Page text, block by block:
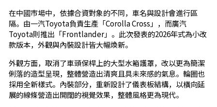
在中國市場中，依據合資對象的不同，車名與設計會進行區
隔。由一汽Toyota負責生產「Corolla Cross」，而廣汽
Toyota則推出「Frontlander」。此次發表的2026年式為小改
款版本，外觀與內裝設計皆大幅煥新。
外觀方面，取消了車頭保桿上的大型水箱護罩，改以更為簡潔
俐落的造型呈現，整體營造出清爽且具未來感的氣息。輪圈也
採用全新樣式。內裝部分，重新設計了儀表板結構，以橫向延
展的線條營造出開闊的視覺效果，整體風格更為現代。